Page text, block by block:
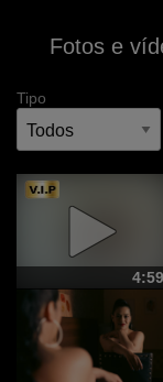
Fotos e
Tipo
4:59